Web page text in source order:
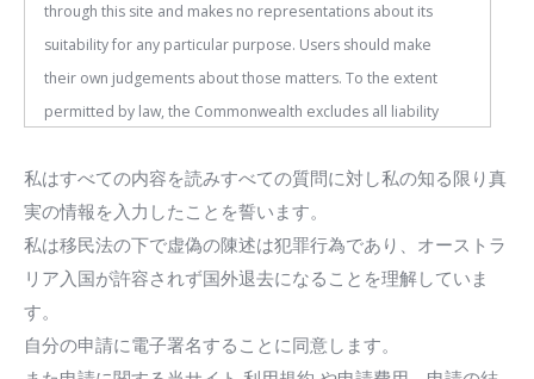
through this site and makes no representations about its
suitability for any particular purpose. Users should make
their own judgements about those matters. To the extent
permitted by law, the Commonwealth excludes all liability
the information contained on or accessed through this
website whether or not caused by any negligence on the
part of the Commonwealth or its agents Information or
materials which are offensive, pornographic, unsuitable for
minors' access or otherwise of a criminal or violent nature
may be accessible through this site either as a result of
私はすべての内容を読みすべての質問に対し私の知る限り真
実の情報を入力したことを誓います。
私は移民法の下で虚偽の陳述は犯罪行為であり、オーストラ
リア入国が許容されず国外退去になることを理解していま
す。
自分の申請に電子署名することに同意します。